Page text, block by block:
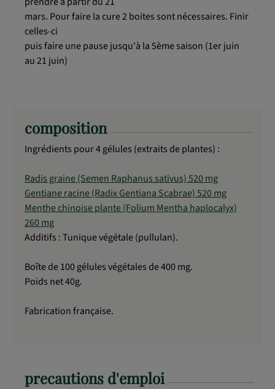
mars. Pour faire la cure 2 boites sont nécessaires. Finir
celles-ci
puis faire une pause jusqu'à la 5ème saison (1er juin
au 21 juin)
composition
Ingrédients pour 4 gélules (extraits de plantes) :
Radis graine (Semen Raphanus sativus) 520 mg
Gentiane racine (Radix Gentiana Scabrae) 520 mg
Menthe chinoise plante (Folium Mentha haplocalyx)
260 mg
Additifs : Tunique végétale (pullulan).
Boîte de 100 gélules végétales de 400 mg.
Poids net 40g.
Fabrication française.
precautions d'emploi